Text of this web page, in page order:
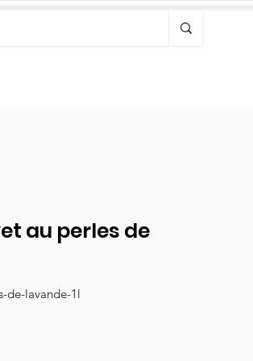
au perles de
de-lavande-1l